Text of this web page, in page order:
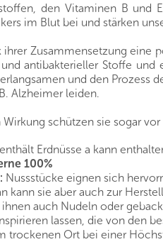
den Vitaminen B und
im Blut bei und stärken
ihrer Zusammensetzung
antibakterieller Stoffe
und den Prozess
Alzheimer leiden.
schützen sie sogar
Erdnüsse a kann
100%
Nussstücke eignen sich
kann sie aber auch zur
auch Nudeln oder
lassen, die von den
trockenen Ort bei einer